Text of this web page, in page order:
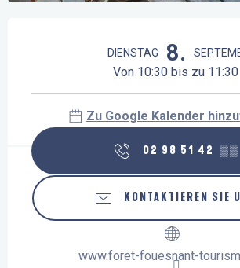
DIENSTAG 8.
Von 10:30 bis zu 11:30
Zu Google Kalender
02 98 51 42 ▒▒
KONTAKTIEREN SIE
www.foret-fouesnant-